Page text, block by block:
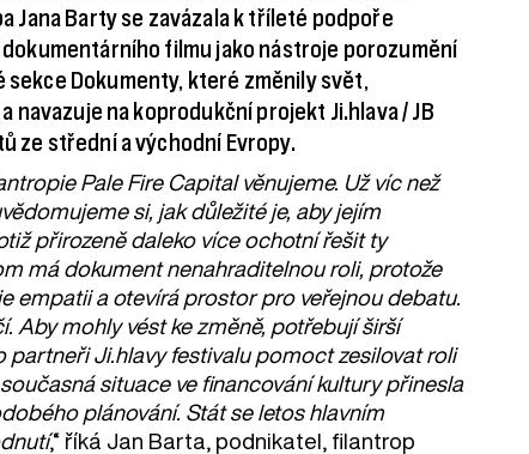
Jana Barty se zavázala k tříleté podpoře
filmu jako nástroje porozumění
Dokumenty, které změnily svět,
navazuje na koprodukční projekt Ji.hlava / JB
ze střední a východní Evropy.
Pale Fire Capital věnujeme. Už víc než
si, jak důležité je, aby jejím
přirozeně daleko více ochotní řešit ty
má dokument nenahraditelnou roli, protože
empatii a otevírá prostor pro veřejnou debatu.
Aby mohly vést ke změně, potřebují širší
partneři Ji.hlavy festivalu pomoct zesilovat roli
situace ve financování kultury přinesla
plánování. Stát se letos hlavním
,“ říká Jan Barta, podnikatel, filantrop